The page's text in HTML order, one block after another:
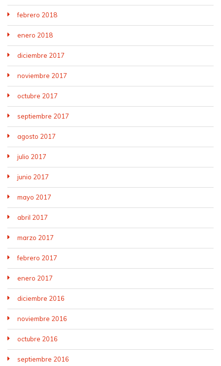
febrero 2018
enero 2018
diciembre 2017
noviembre 2017
octubre 2017
septiembre 2017
agosto 2017
julio 2017
junio 2017
mayo 2017
abril 2017
marzo 2017
febrero 2017
enero 2017
diciembre 2016
noviembre 2016
octubre 2016
septiembre 2016